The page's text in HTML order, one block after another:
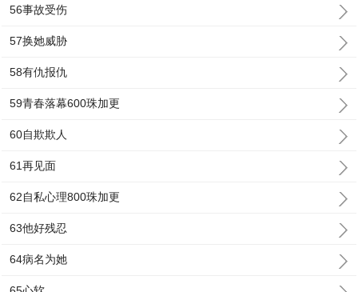
56事故受伤
57换她威胁
58有仇报仇
59青春落幕600珠加更
60自欺欺人
61再见面
62自私心理800珠加更
63他好残忍
64病名为她